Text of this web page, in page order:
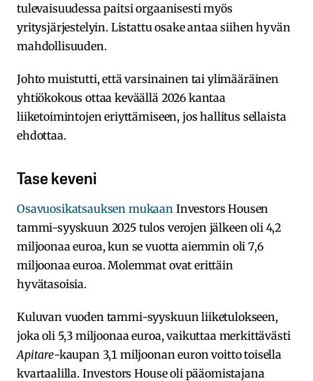
tulevaisuudessa paitsi orgaanisesti myös
yritysjärjestelyin. Listattu osake antaa siihen hyvän
mahdollisuuden.
Johto muistutti, että varsinainen tai ylimääräinen
yhtiökokous ottaa keväällä 2026 kantaa
liiketoimintojen eriyttämiseen, jos hallitus sellaista
ehdottaa.
Tase keveni
Osavuosikatsauksen mukaan Investors Housen
tammi-syyskuun 2025 tulos verojen jälkeen oli 4,2
miljoonaa euroa, kun se vuotta aiemmin oli 7,6
miljoonaa euroa. Molemmat ovat erittäin
hyvätasoisia.
Kuluvan vuoden tammi-syyskuun liiketulokseen,
joka oli 5,3 miljoonaa euroa, vaikuttaa merkittävästi
Apitare-kaupan 3,1 miljoonan euron voitto toisella
kvartaalilla. Investors House oli pääomistajana